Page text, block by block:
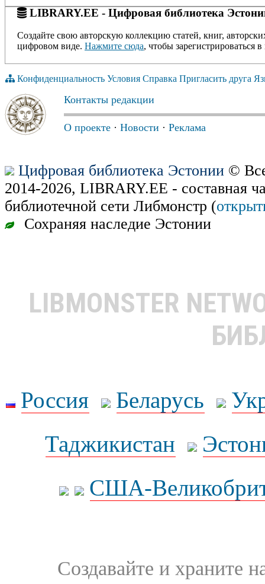
LIBRARY.EE - Цифровая библиотека
Создайте свою авторскую коллекцию статей, книг,
цифровом виде. Нажмите сюда, чтобы зарегистрироваться в
Конфиденциальность Условия Справка Пригласить друга
Контакты редакции
О проекте · Новости · Реклама
Цифровая библиотека Эстонии ©
2014-2026, LIBRARY.EE - составная
библиотечной сети Либмонстр (
Сохраняя наследие Эстонии
LIBMONSTER
Россия Беларусь
Таджикистан
США-
Создавайте и храните